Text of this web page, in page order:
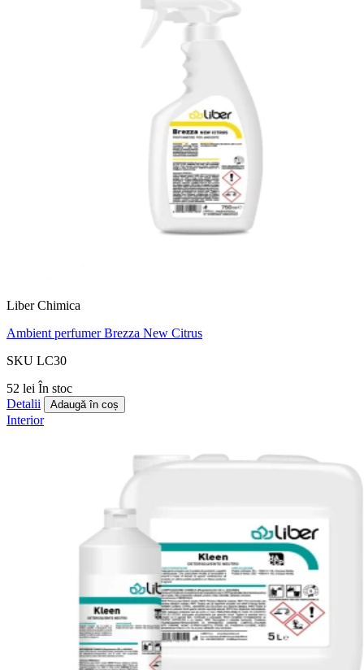
Liber Chimica
Ambient perfumer Brezza New Citrus
SKU LC30
52 lei În stoc
Detalii
Adaugă în coș
Interior